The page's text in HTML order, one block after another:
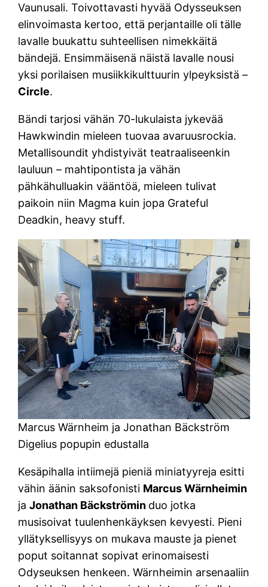
Vaunusali. Toivottavasti hyvää Odysseuksen
elinvoimasta kertoo, että perjantaille oli tälle
lavalle buukattu suhteellisen nimekkäitä
bändejä. Ensimmäisenä näistä lavalle nousi
yksi porilaisen musiikkikulttuurin ylpeyksistä –
Circle.
Bändi tarjosi vähän 70-lukulaista jykevää
Hawkwindin mieleen tuovaa avaruusrockia.
Metallisoundit yhdistyivät teatraaliseenkin
lauluun – mahtipontista ja vähän
pähkähulluakin vääntöä, mieleen tulivat
paikoin niin Magma kuin jopa Grateful
Deadkin, heavy stuff.
Marcus Wärnheim ja Jonathan Bäckström
Digelius popupin edustalla
Kesäpihalla intiimejä pieniä miniatyyreja esitti
vähin äänin saksofonisti Marcus Wärnheimin
jaJonathan Bäckströmin duo jotka
musisoivat tuulenhenkäyksen kevyesti. Pieni
yllätyksellisyys on mukava mauste ja pienet
poput soitannat sopivat erinomaisesti
Odyseuksen henkeen. Wärnheimin arsenaaliin